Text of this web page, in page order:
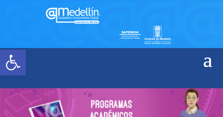
Abrir barra de herramientas